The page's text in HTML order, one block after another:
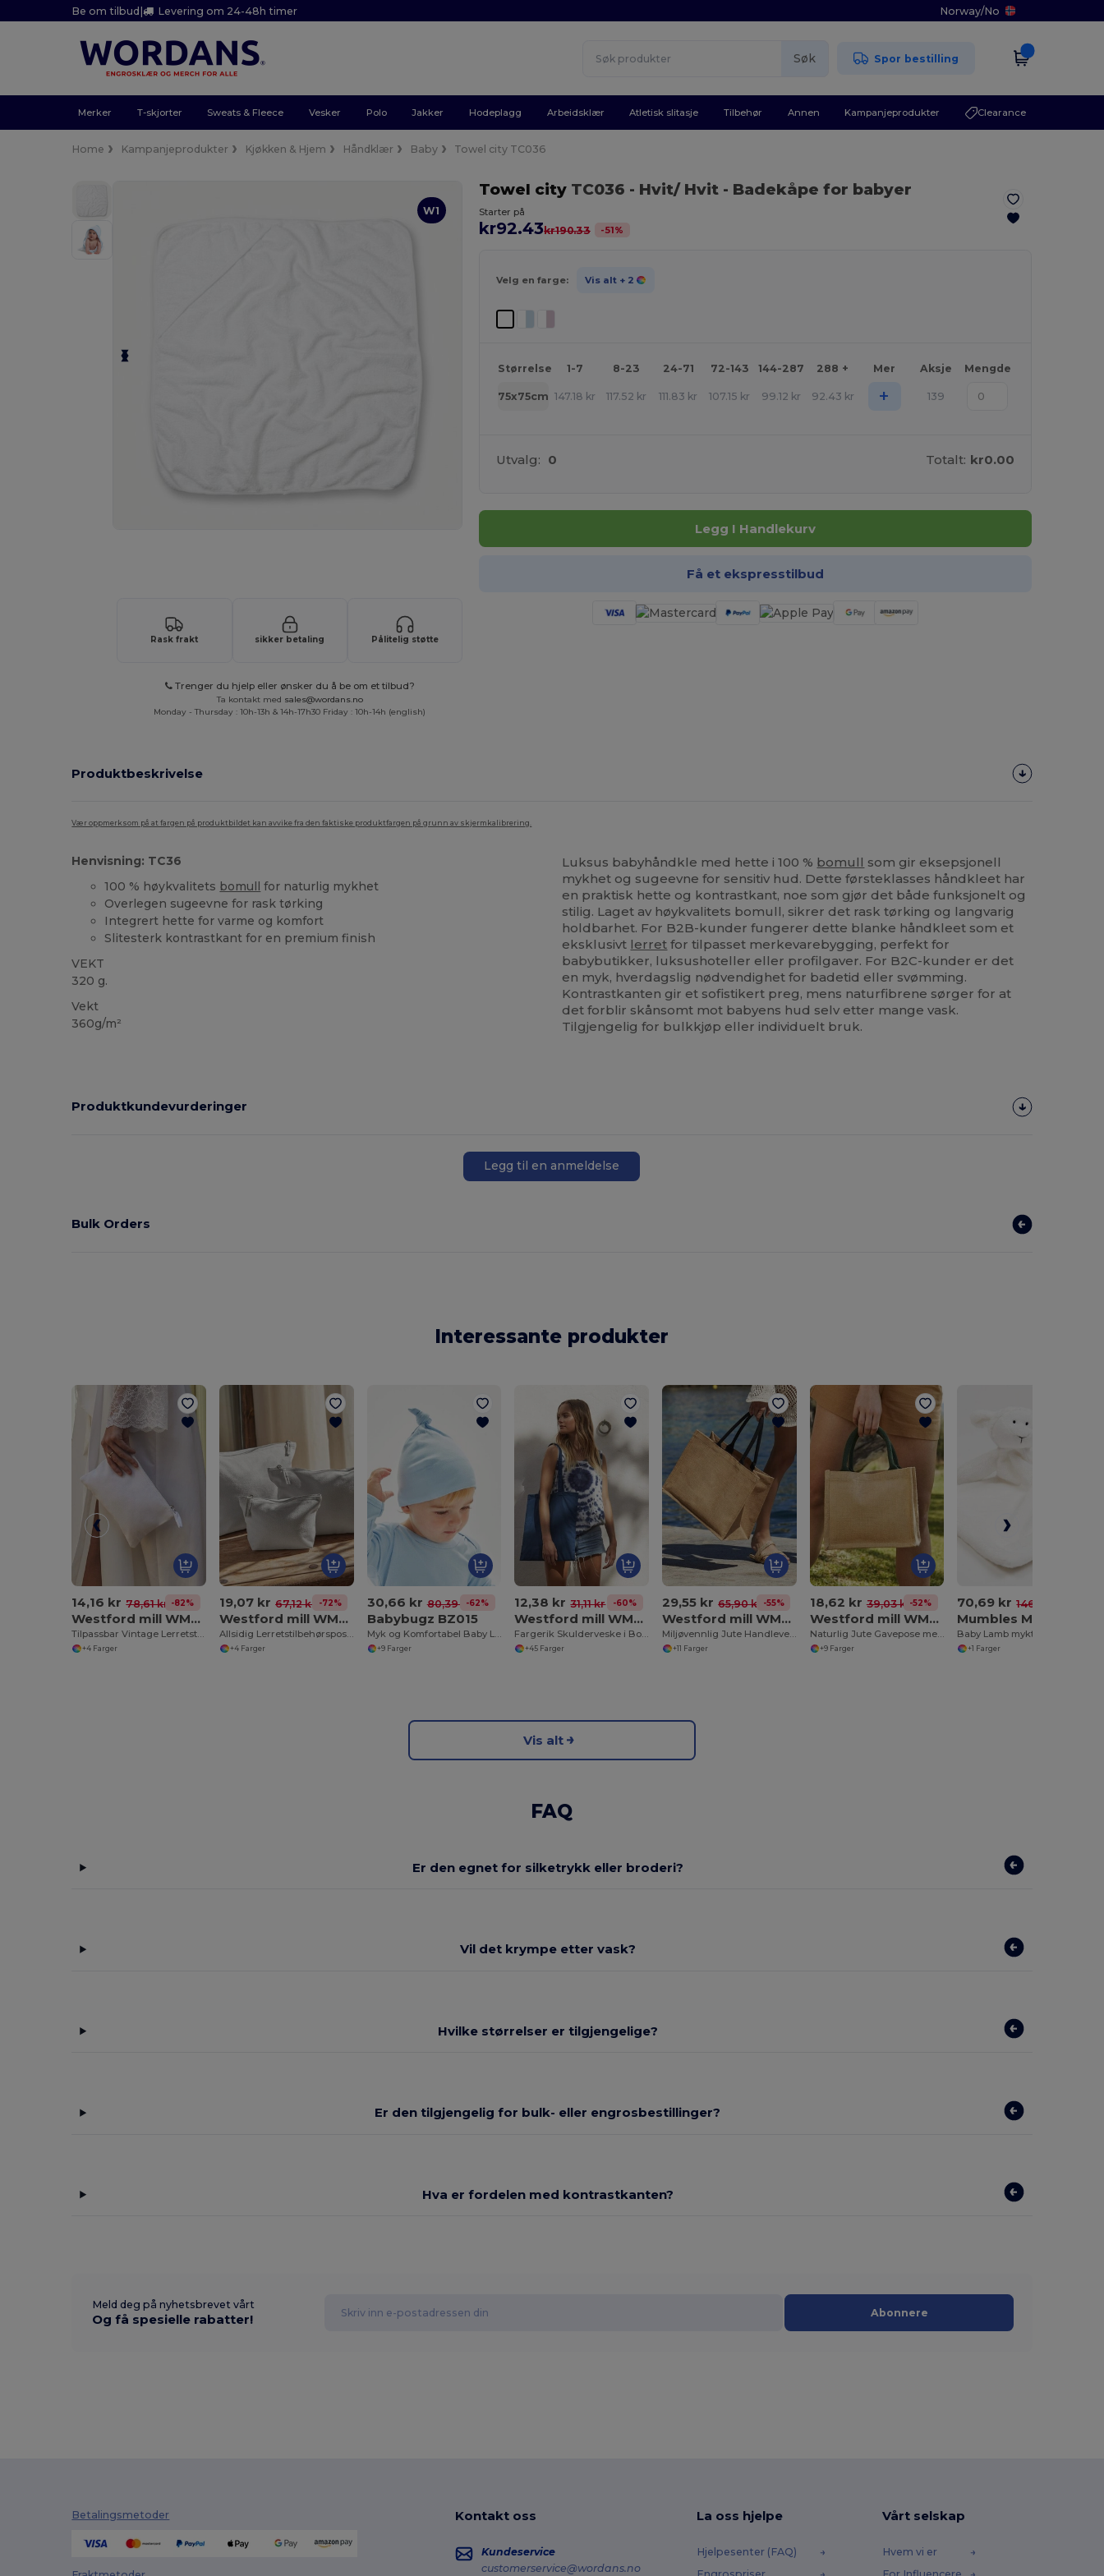
Be om tilbud| Levering om 24-48h timer Norway/No
Søk Spor bestilling
Merker T-skjorter Sweats & Fleece Vesker Polo Jakker Hodeplagg Arbeidsklær Atletisk slitasje Tilbehør Annen Kampanjeprodukter Clearance
Home Kampanjeprodukter Kjøkken & Hjem Håndklær Baby Towel city TC036
W1
Rask frakt sikker betaling Pålitelig støtte
Trenger du hjelp eller ønsker du å be om et tilbud?
Ta kontakt med sales@wordans.no
Monday - Thursday : 10h-13h & 14h-17h30 Friday : 10h-14h (english)
Towel cityTC036 - Hvit/ Hvit- Badekåpe for babyer
Starter på
kr92.43kr190.33 -51%
Velg en farge: Vis alt + 2
Størrelse 1-7 8-23 24-71 72-143 144-287 288 + Mer Aksje Mengde
75x75cm 147.18 kr 117.52 kr 111.83 kr 107.15 kr 99.12 kr 92.43 kr + 139
Utvalg: 0 Totalt: kr0.00
Legg I Handlekurv
Få et ekspresstilbud
Produktbeskrivelse
Vær oppmerksom på at fargen på produktbildet kan avvike fra den faktiske produktfargen på grunn av skjermkalibrering.
Henvisning: TC36
100 % høykvalitets bomull
for naturlig mykhet
Overlegen sugeevne for rask tørking
Integrert hette for varme og komfort
Slitesterk kontrastkant for en premium finish
VEKT
320 g.
Vekt
360g/m²
Luksus babyhåndkle med hette i 100 % bomull som gir eksepsjonell
mykhet og sugeevne for sensitiv hud. Dette førsteklasses håndkleet har
en praktisk hette og kontrastkant, noe som gjør det både funksjonelt og
stilig. Laget av høykvalitets bomull, sikrer det rask tørking og langvarig
holdbarhet. For B2B-kunder fungerer dette blanke håndkleet som et
eksklusivt lerret for tilpasset merkevarebygging, perfekt for
babybutikker, luksushoteller eller profilgaver. For B2C-kunder er det
en myk, hverdagslig nødvendighet for badetid eller svømming.
Kontrastkanten gir et sofistikert preg, mens naturfibrene sørger for at
det forblir skånsomt mot babyens hud selv etter mange vask.
Tilgjengelig for bulkkjøp eller individuelt bruk.
Produktkundevurderinger
Legg til en anmeldelse
Bulk Orders
Interessante produkter
14,16 kr 78,61 kr -82%
Westford mill WM530
Tilpassbar Vintage Lerretstilbehørveske
+4 Farger
19,07 kr 67,12 kr -72%
Westford mill WM540
Allsidig Lerretstilbehørspose for Tilpasning
+4 Farger
30,66 kr 80,39 kr-62%
Babybugz BZ015
Myk og Komfortabel Baby Lue med En Knyteknute
+9 Farger
12,38 kr 31,11 kr -60%
Westford mill WM101
Fargerik Skulderveske i Bomull for Tilpasning
+45 Farger
29,55 kr 65,90 kr -55%
Westford mill WM407
Miljøvennlig Jute Handleveske for Storhandel
+11 Farger
18,62 kr 39,03 kr-52%
Westford mill WM412
Naturlig Jute Gavepose med Bomullshåndtak
+9 Farger
70,69 kr 146,40 kr
Mumbles MM019
Baby Lamb mykt leketøy
+1 Farger
Vis alt
FAQ
Er den egnet for silketrykk eller broderi?
Vil det krympe etter vask?
Hvilke størrelser er tilgjengelige?
Er den tilgjengelig for bulk- eller engrosbestillinger?
Hva er fordelen med kontrastkanten?
Meld deg på nyhetsbrevet vårt
Og få spesielle rabatter! Abonnere
Betalingsmetoder Kontakt oss
Kundeservice
customerservice@wordans.no
La oss hjelpe
Hjelpesenter (FAQ)
Vårt selskap
Hvem vi er